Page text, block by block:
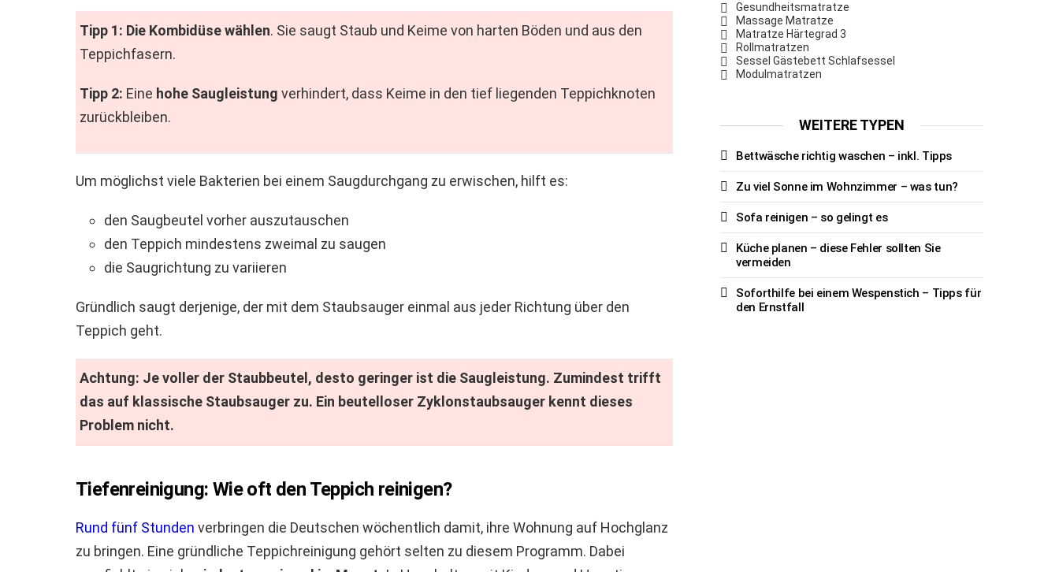
Tipp 1: Die Kombidüse wählen. Sie saugt Staub und Keime von harten Böden und aus den
Teppichfasern.
Tipp 2: Eine hohe Saugleistung verhindert, dass Keime in den tief liegenden Teppichknoten
zurückbleiben.
Um möglichst viele Bakterien bei einem Saugdurchgang zu erwischen, hilft es:
den Saugbeutel vorher auszutauschen
den Teppich mindestens zweimal zu saugen
die Saugrichtung zu variieren
Gründlich saugt derjenige, der mit dem Staubsauger einmal aus jeder Richtung über den
Teppich geht.
Achtung: Je voller der Staubbeutel, desto geringer ist die Saugleistung. Zumindest trifft
das auf klassische Staubsauger zu. Ein beutelloser Zyklonstaubsauger kennt dieses
Problem nicht.
Tiefenreinigung: Wie oft den Teppich reinigen?
Rund fünf Stunden verbringen die Deutschen wöchentlich damit, ihre Wohnung auf Hochglanz
zu bringen. Eine gründliche Teppichreinigung gehört selten zu diesem Programm. Dabei
Gesundheitsmatratze
Massage Matratze
Matratze Härtegrad 3
Rollmatratzen
Sessel Gästebett Schlafsessel
Modulmatratzen
WEITERE TYPEN
Bettwäsche richtig waschen – inkl. Tipps
Zu viel Sonne im Wohnzimmer – was tun?
Sofa reinigen – so gelingt es
Küche planen – diese Fehler sollten Sie
vermeiden
Soforthilfe bei einem Wespenstich – Tipps für
den Ernstfall